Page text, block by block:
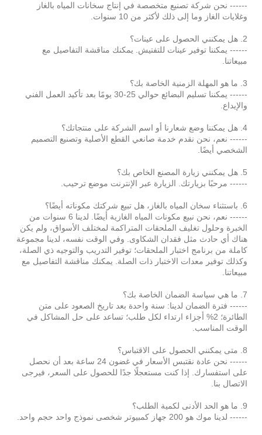
------ نحن شركة تصنيع متخصصة في إنتاج سخانات المياه بالغاز
وغلايات الغاز وما إلى ذلك لأكثر من 10 سنوات.
2. هل يمكنني الحصول على عينات؟
------ يمكننا توفير عينات للتفتيش. يمكنك مناقشة التفاصيل مع
مبيعاتنا.
3. ما هو المهلة الزمنية الخاصة بك؟
------ يمكننا تسليم البضائع حوالي 25-30 يومًا بعد تأكيد العمل الفني
والإيداع.
4. هل يمكننا وضع شعارنا أو اسم الشركة على منتجاتك؟
------ نعم، نحن نقدم خدمة صانعي القطع الأصلية وتصنيع التصميم
الشخصي أيضًا.
5. هل يمكنني زيارة المصنع الخاص بك؟
------ مرحبًا بزيارتك. الزيارة عبر الإنترنت موضع ترحيب.
6. باستثناء سخان المياه بالغاز، هل تبيع شركتك مكوناته أيضًا؟
------ نعم، نحن نبيع مكونات المياه الغازية أيضًا. لدينا 6 سنوات من
الخبرة وحلول تغليف الملحقات المتراكمة لمختلف الأسواق، ولم يكن
هناك أي حادث مثل فقدان الشكاوى. وفي الوقت نفسه، لدينا مجموعة
كاملة من برنامج اختبار الملحقات؛ توفير التدريب والتوجيه ذي الصلة،
وكذلك توفير معدات الاختبار ذات الصلة. يمكنك مناقشة التفاصيل مع
مبيعاتنا.
7. ما هي سياسة الضمان الخاصة بك؟
------ فترة الضمان لدينا: سنة واحدة بعد تاريخ الصعود على متن
الطائرة؛ 2% أجزاء ارتداء لكل طلب؛ تساعد على حل المشاكل في
الوقت المناسب.
8. متى يمكنني الحصول على الاقتباس؟
------ نحن عادة نقتبس الأسعار في غضون 24 ساعة بعد أن نحصل
على استفسارك. إذا كنت مستعجلًا جدًا للحصول على السعر، فيرجى
الاتصال بنا.
9. ما هو الحد الأدنى لكمية الطلب؟
------ لدينا موك هو 200 جهاز كمبيوتر شخصى نموذج واحد حجم واحد.